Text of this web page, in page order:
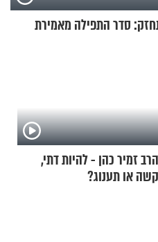
סדר התפילה מאמירת
הרב זמיר כהן - להיות דתי,
קשה או תענוג?